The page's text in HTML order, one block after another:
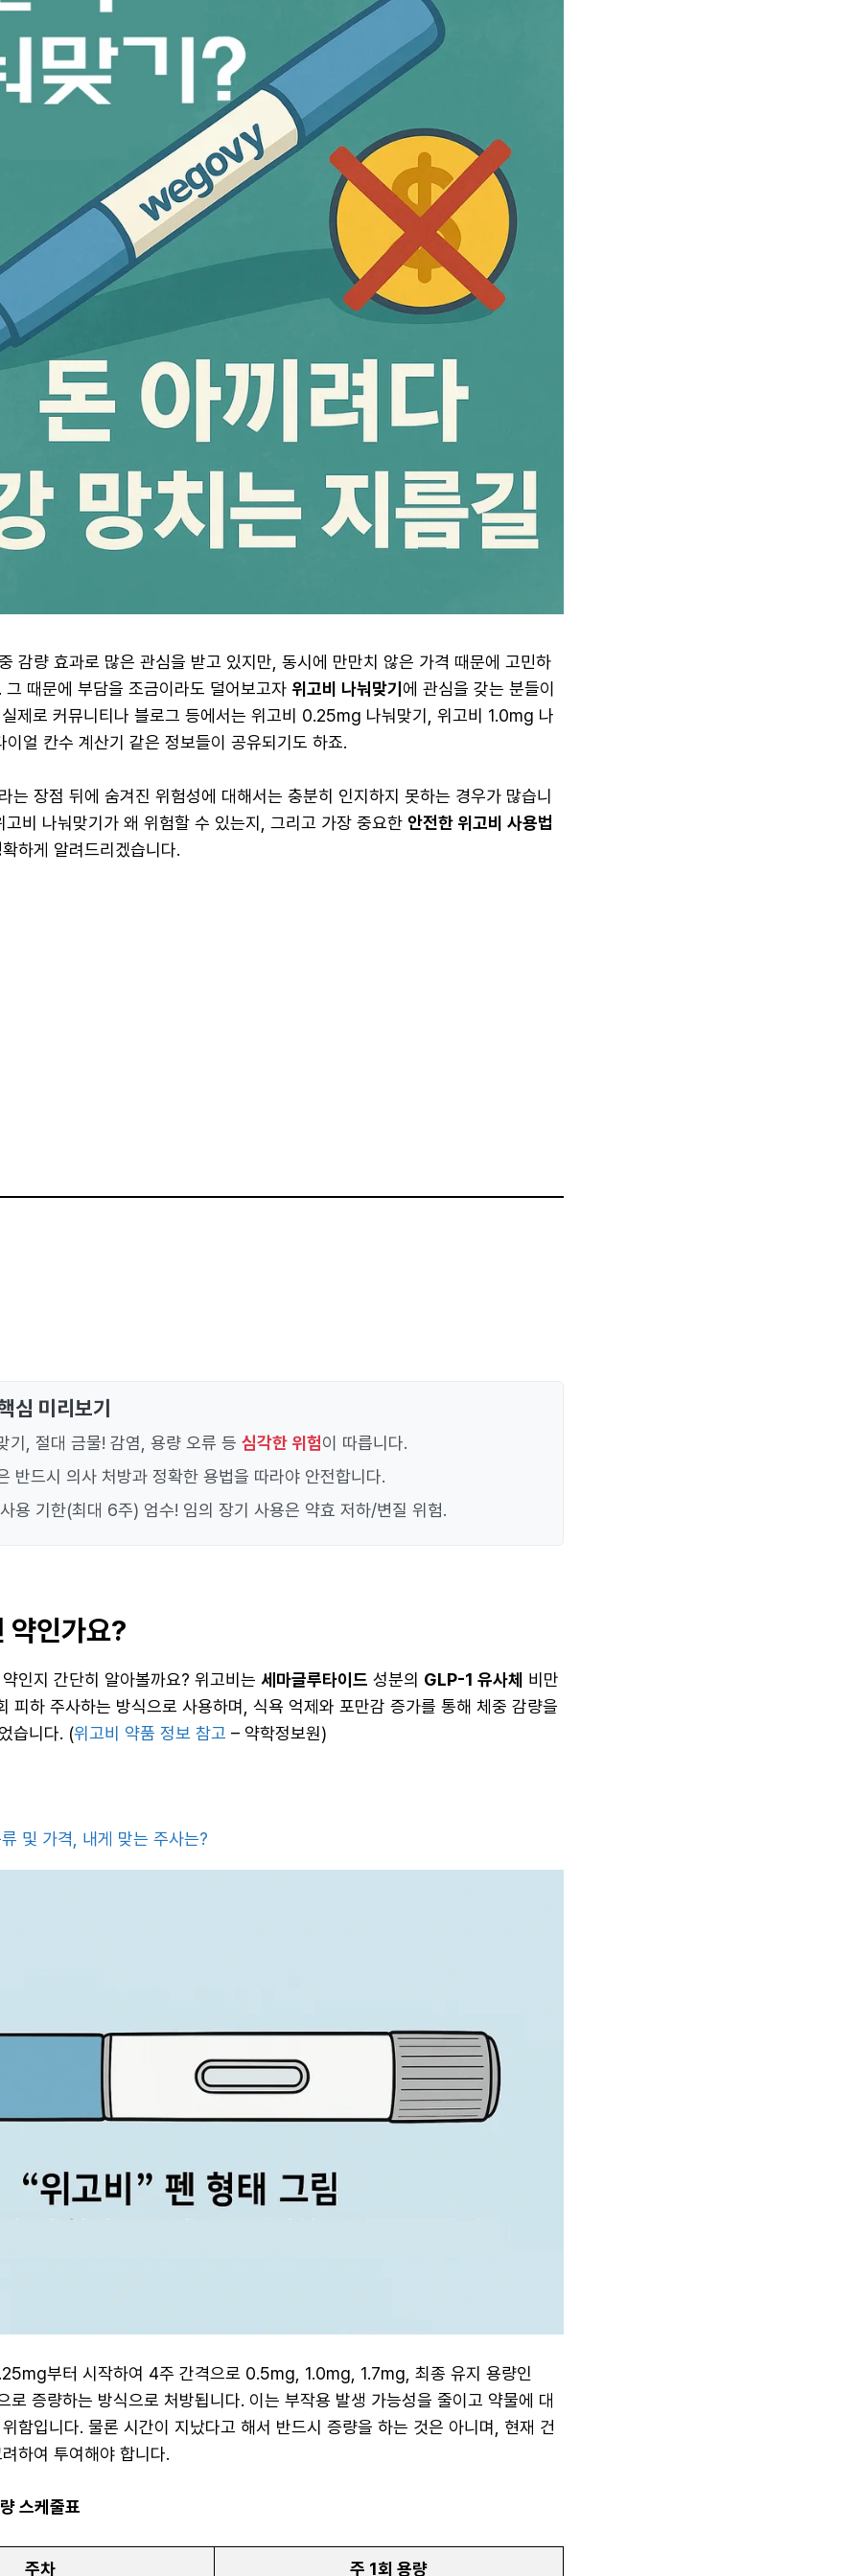
감량 효과로 많은 관심을 받고 있지만, 동시에 만만치 않은 가격 때문에 고민하
그 때문에 부담을 조금이라도 덜어보고자 위고비 나눠맞기에 관심을 갖는 분들이
제로 커뮤니티나 블로그 등에서는 위고비 0.25mg 나눠맞기, 위고비 1.0mg 나
이얼 칸수 계산기 같은 정보들이 공유되기도 하죠.
는 장점 뒤에 숨겨진 위험성에 대해서는 충분히 인지하지 못하는 경우가 많습니
고비 나눠맞기가 왜 위험할 수 있는지, 그리고 가장 중요한 안전한 위고비 사용법
하게 알려드리겠습니다.
심 미리보기
기, 절대 금물! 감염, 용량 오류 등 심각한 위험이 따릅니다.
반드시 의사 처방과 정확한 용법을 따라야 안전합니다.
용 기한(최대 6주) 엄수! 임의 장기 사용은 약효 저하/변질 위험.
약인가요?
인지 간단히 알아볼까요? 위고비는 세마글루타이드 성분의 GLP-1 유사체 비만
피하 주사하는 방식으로 사용하며, 식욕 억제와 포만감 증가를 통해 체중 감량을
습니다. (위고비 약품 정보 참고 – 약학정보원)
및 가격, 내게 맞는 주사는?
부터 시작하여 4주 간격으로 0.5mg, 1.0mg, 1.7mg, 최종 유지 용량인
로 증량하는 방식으로 처방됩니다. 이는 부작용 발생 가능성을 줄이고 약물에 대
함입니다. 물론 시간이 지났다고 해서 반드시 증량을 하는 것은 아니며, 현재 건
하여 투여해야 합니다.
스케줄표
주차 주 1회 용량